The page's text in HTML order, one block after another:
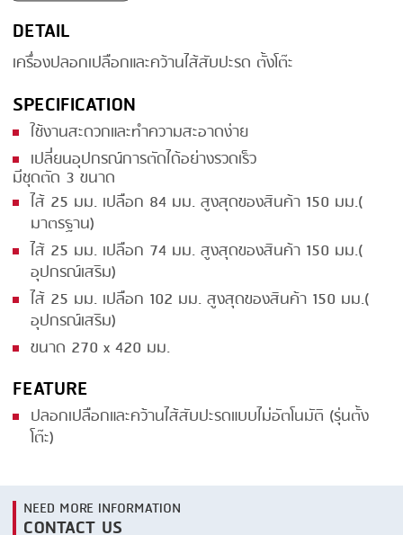
SMOKING
STEAMING
TRAY DENESTER
TRAY FORMING
TUMBLING
VACUUM PACKING
VACUUM STUFFING
WASHING
DETAIL
เครื่องปลอกเปลือกและคว้านไส้สับปะรด ตั้งโต๊ะ
SPECIFICATION
ใช้งานสะดวกและทำความสะอาดง่าย
เปลี่ยนอุปกรณ์การตัดได้อย่างรวดเร็ว
มีชุดตัด 3 ขนาด
ไส้ 25 มม. เปลือก 84 มม. สูงสุดของสินค้า 150 มม.(
มาตรฐาน)
ไส้ 25 มม. เปลือก 74 มม. สูงสุดของสินค้า 150 มม.(
อุปกรณ์เสริม)
ไส้ 25 มม. เปลือก 102 มม. สูงสุดของสินค้า 150 มม.(
อุปกรณ์เสริม)
ขนาด 270 x 420 มม.
FEATURE
ปลอกเปลือกและคว้านไส้สับปะรดแบบไม่อัตโนมัติ (รุ่นตั้ง
โต๊ะ)
NEED MORE INFORMATION
CONTACT US